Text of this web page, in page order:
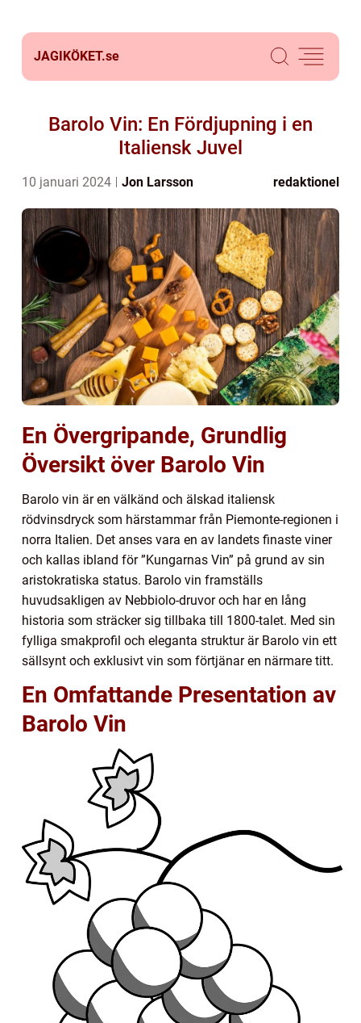
JAGIKÖKET.se
Barolo Vin: En Fördjupning i en
Italiensk Juvel
10 januari 2024 Jon Larsson redaktionel
En Övergripande, Grundlig
Översikt över Barolo Vin
Barolo vin är en välkänd och älskad italiensk
rödvinsdryck som härstammar från Piemonte-regionen i
norra Italien. Det anses vara en av landets finaste viner
och kallas ibland för ”Kungarnas Vin” på grund av sin
aristokratiska status. Barolo vin framställs
huvudsakligen av Nebbiolo-druvor och har en lång
historia som sträcker sig tillbaka till 1800-talet. Med sin
fylliga smakprofil och eleganta struktur är Barolo vin ett
sällsynt och exklusivt vin som förtjänar en närmare titt.
En Omfattande Presentation av
Barolo Vin